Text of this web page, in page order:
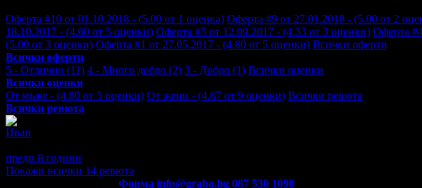
Оферта #10 от 01.10.2018 - (5.00 от 1 оценка) Оферта #9 от 27.01.2018 - (5.00 от 2
18.10.2017 - (4.60 от 5 оценки) Оферта #5 от 12.09.2017 - (4.33 от 3 оценки) Оферта
(5.00 от 3 оценки) Оферта #1 от 27.05.2017 - (4.80 от 5 оценки) Всички оферти
Всички оферти
5 - Отлично (11) 4 - Много добро (2) 3 - Добро (1) Всички оценки
Всички оценки
От мъже - (4.80 от 5 оценки) От жени - (4.67 от 9 оценки) Всички ревюта
Всички ревюта
Иван
преди 8 години
Покажи всички 14 ревюта
Форма info@grabo.bg 087 530 1090